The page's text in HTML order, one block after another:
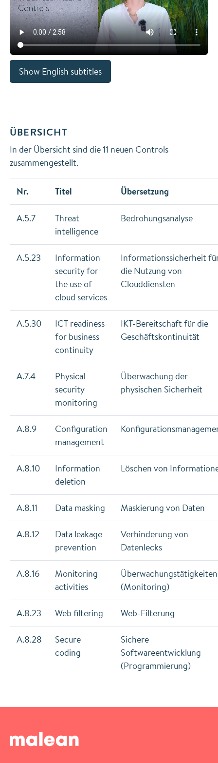
Show English subtitles
ÜBERSICHT
In der Übersicht sind die 11 neuen Controls
zusammengestellt.
Nr. Titel Übersetzung
A.5.7
Threat
intelligence
Bedrohungsanalyse
A.5.23
Information
security for
the use of
cloud services
Informationssicherheit
die Nutzung von
Clouddiensten
A.5.30
ICT readiness
for business
continuity
IKT-Bereitschaft für die
Geschäftskontinuität
A.7.4
Physical
security
monitoring
Überwachung der
physischen Sicherheit
A.8.9
Configuration
management
A.8.10
Information
deletion
Löschen von
A.8.11 Data masking Maskierung von Daten
A.8.12
Data leakage
prevention
Verhinderung von
Datenlecks
A.8.16
Monitoring
activities
Überwachungstätigkeiten
(Monitoring)
A.8.23 Web filtering Web-Filterung
A.8.28
Secure
coding
Sichere
Softwareentwicklung
(Programmierung)